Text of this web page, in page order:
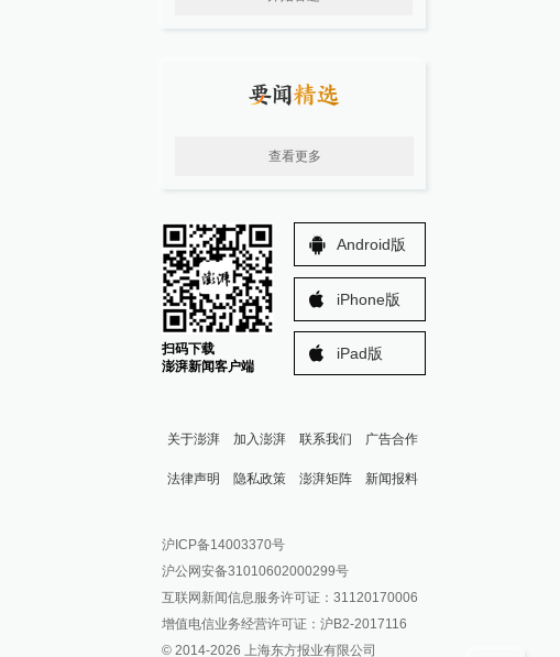
查看更多
扫码下载
澎湃新闻客户端
Android版
iPhone版
iPad版
关于澎湃 加入澎湃 联系我们 广告合作
法律声明 隐私政策 澎湃矩阵
澎湃新闻公众号
澎湃新闻抖音号
派生万物开放平台
IP SHANGHAI
新闻报料
报料邮箱: news@thepaper.cn
沪ICP备14003370号
沪公网安备31010602000299号
互联网新闻信息服务许可证：31120170006
增值电信业务经营许可证：沪B2-2017116
© 2014-2026 上海东方报业有限公司